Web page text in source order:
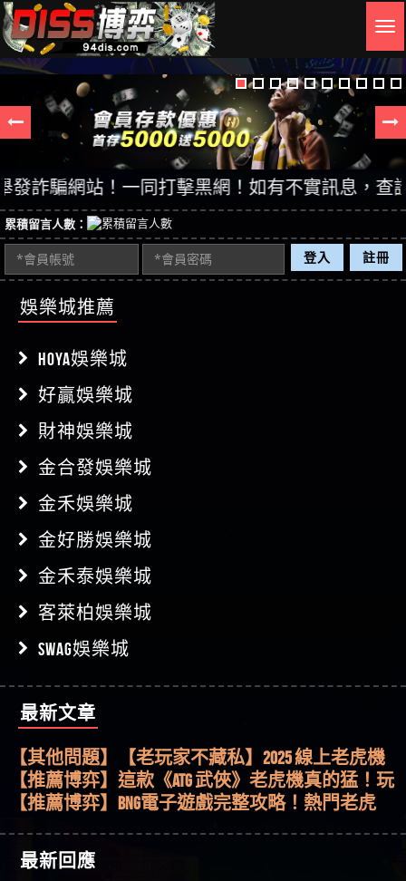
網站！一同打擊黑網！如有不實訊息，查證後立
累積留言人數：
登入 註冊
娛樂城推薦
HOYA娛樂城
好贏娛樂城
財神娛樂城
金合發娛樂城
金禾娛樂城
金好勝娛樂城
金禾泰娛樂城
客萊柏娛樂城
SWAG娛樂城
最新文章
【其他問題】用理性數據指路，開啟你的高回報
娛樂之旅
【其他問題】【老玩家不藏私】2025 線上老虎機
這樣挑！RTP、波動率和平台安全的全攻略！
【推薦博弈】這款《ATG 武俠》老虎機真的猛！玩
過才知道什麼叫超過3萬種中獎方式！
【推薦博弈】BNG電子遊戲完整攻略！熱門老虎
51,000倍數玩法攻略，輕鬆稱霸老虎機！
【其他問題】「拆解力智投資詐騙套路緊急追討
賴zg369」力智投資是不是詐騙 力智投資是真的嗎
【其他問題】 【遇天盛商行詐騙追回資金賴
最新回應
【傑】推代理真的好相處